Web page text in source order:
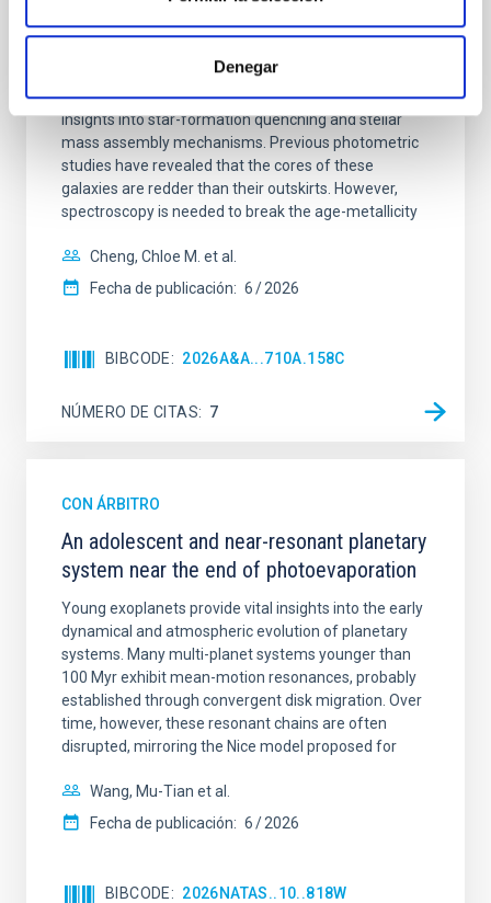
Denegar
Mg-abundance gradients from JWST-
SUSPENSE
Spatially resolved stellar populations of massive
quiescent galaxies at cosmic noon provide powerful
insights into star-formation quenching and stellar
mass assembly mechanisms. Previous photometric
studies have revealed that the cores of these
galaxies are redder than their outskirts. However,
spectroscopy is needed to break the age-metallicity
Cheng, Chloe M. et al.
Fecha de publicación: 6 2026
BIBCODE 2026A&A...710A.158C
NÚMERO DE CITAS 7
CON ÁRBITRO
An adolescent and near-resonant planetary
system near the end of photoevaporation
Young exoplanets provide vital insights into the early
dynamical and atmospheric evolution of planetary
systems. Many multi-planet systems younger than
100 Myr exhibit mean-motion resonances, probably
established through convergent disk migration. Over
time, however, these resonant chains are often
disrupted, mirroring the Nice model proposed for
Wang, Mu-Tian et al.
Fecha de publicación: 6 2026
BIBCODE 2026NATAS..10..818W